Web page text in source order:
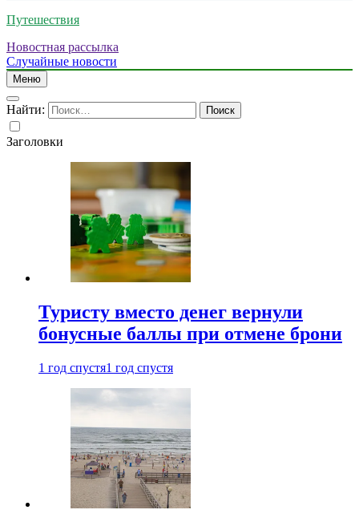
Путешествия
Новостная рассылка
Случайные новости
Меню
Найти:
Заголовки
Туристу вместо денег вернули
бонусные баллы при отмене брони
1 год спустя1 год спустя